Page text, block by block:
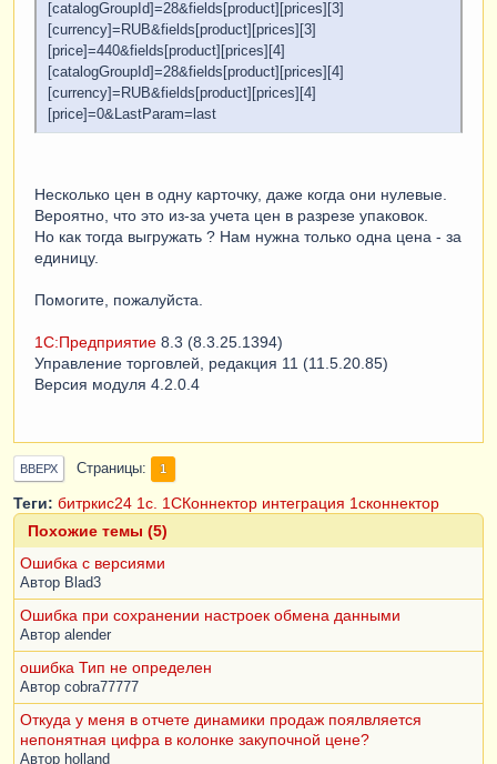
[catalogGroupId]=28&fields[product][prices][3]
[currency]=RUB&fields[product][prices][3]
[price]=440&fields[product][prices][4]
[catalogGroupId]=28&fields[product][prices][4]
[currency]=RUB&fields[product][prices][4]
[price]=0&LastParam=last
Несколько цен в одну карточку, даже когда они нулевые.
Вероятно, что это из-за учета цен в разрезе упаковок.
Но как тогда выгружать ? Нам нужна только одна цена - за
единицу.
Помогите, пожалуйста.
1С:Предприятие 8.3 (8.3.25.1394)
Управление торговлей, редакция 11 (11.5.20.85)
Версия модуля 4.2.0.4
ВВЕРХ Страницы 1
Теги: битркис24 1c. 1СКоннектор интеграция 1сконнектор
Похожие темы (5)
Ошибка с версиями
Автор Blad3
Ошибка при сохранении настроек обмена данными
Автор alender
ошибка Тип не определен
Автор cobra77777
Откуда у меня в отчете динамики продаж поялвляется
непонятная цифра в колонке закупочной цене?
Автор holland